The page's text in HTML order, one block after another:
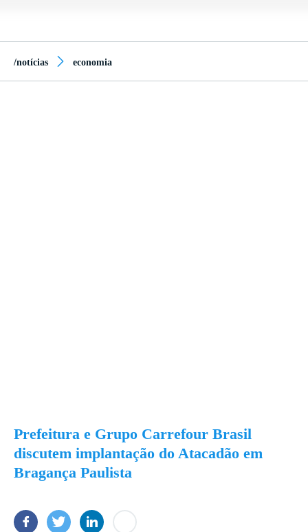
/notícias economia
Prefeitura e Grupo Carrefour Brasil
discutem implantação do Atacadão em
Bragança Paulista